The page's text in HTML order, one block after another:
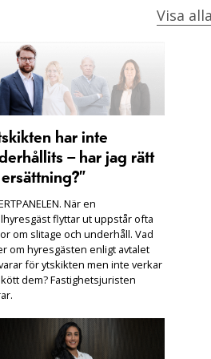
Visa alla
har inte
– har jag rätt
När en
flyttar ut uppstår ofta
om slitage och underhåll. Vad
om hyresgästen enligt avtalet
för ytskikten men inte verkar
dem? Fastighetsjuristen